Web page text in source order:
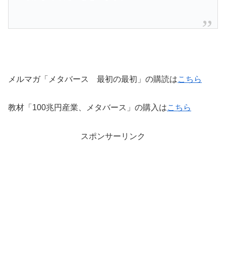
メルマガ「メタバース 最初の最初」の購読はこちら
教材「100兆円産業、メタバース」の購入はこちら
スポンサーリンク